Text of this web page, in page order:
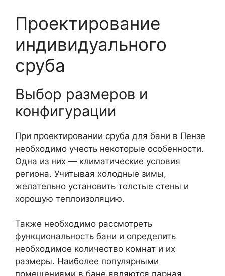
Проектирование
индивидуального
сруба
Выбор размеров и
конфигурации
При проектировании сруба для бани в Пензе
необходимо учесть некоторые особенности.
Одна из них — климатические условия
региона. Учитывая холодные зимы,
желательно установить толстые стены и
хорошую теплоизоляцию.
Также необходимо рассмотреть
функциональность бани и определить
необходимое количество комнат и их
размеры. Наиболее популярными
помещениями в бане являются парная,